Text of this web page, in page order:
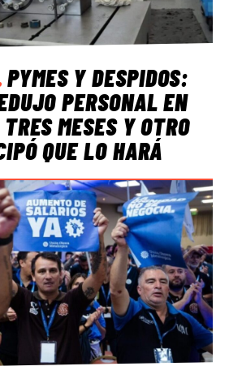
PYMES Y DESPIDOS:
PERSONAL EN
MESES Y OTRO
QUE LO HARÁ